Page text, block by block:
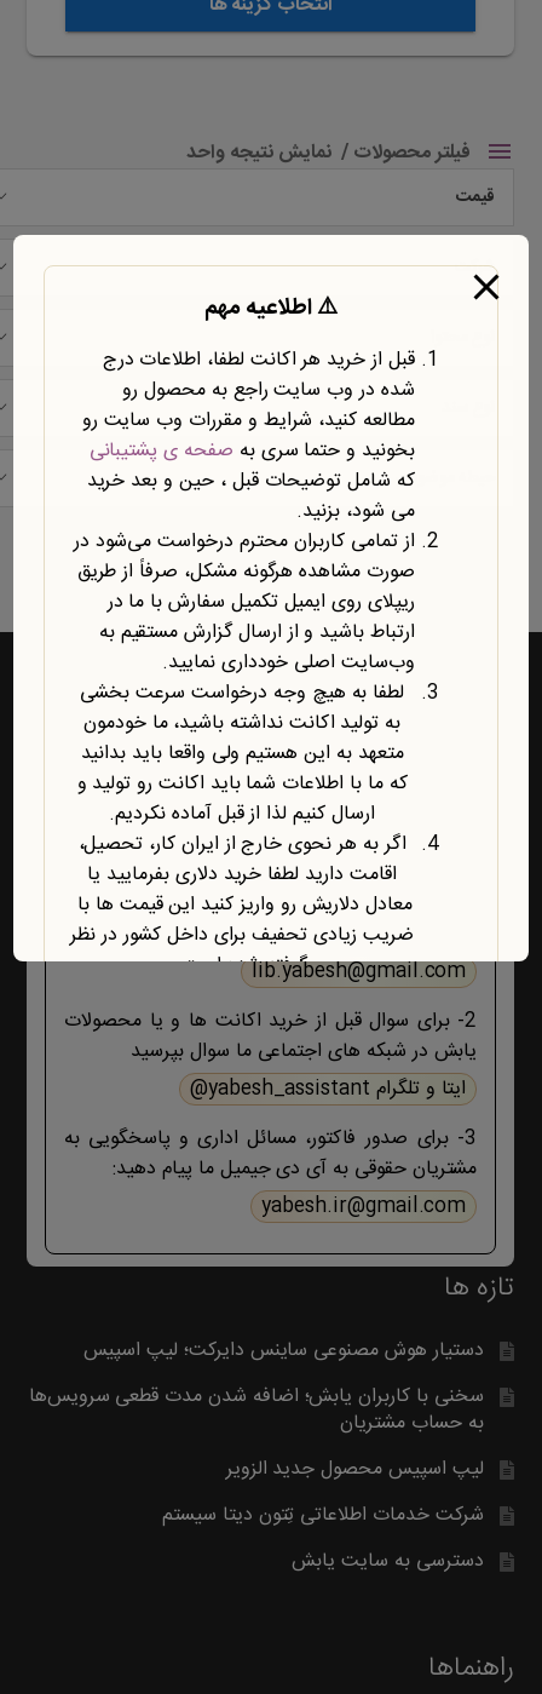
فیلتر محصولات نمایش نتیجه واحد
قیمت
شرکت
حیطه موضوعی
نمایش یک نتیجه
راه‌های ارتباط با یابش
1- برای پشتیبانی اکانت ها و فروشگاه ، حتما و حتما
ابتدا تمام اطلاعات محصول، صفحه پشتیبانی و پیام
های ایمیلی ،تکمیل سفارش و ثبت سفارش را مطالعه
کنید اگر هیچ جوابی برای مشکل شما نبود آنگاه ایمیل
lib.yabesh@gmail.com
2- برای سوال قبل از خرید اکانت ها و یا محصولات
یابش در شبکه های اجتماعی ما سوال بپرسید
ایتا و تلگرام yabesh_assistant@
3- برای صدور فاکتور، مسائل اداری و پاسخگویی به
مشتریان حقوقی به آی دی جیمیل ما پیام دهید:
yabesh.ir@gmail.com
تازه ها
دستیار هوش مصنوعی ساینس دایرکت؛ لیپ اسپیس
سخنی با کاربران یابش؛ اضافه شدن مدت قطعی سرویس‌ها
به حساب مشتریان
لیپ اسپیس محصول جدید الزویر
شرکت خدمات اطلاعاتی تِتون دیتا سیستم
دسترسی به سایت یابش
راهنماها
⚠️ اطلاعیه مهم
قبل از خرید هر اکانت لطفا، اطلاعات درج
شده در وب سایت راجع به محصول رو
مطالعه کنید، شرایط و مقررات وب سایت رو
بخونید و حتما سری به صفحه ی پشتیبانی
که شامل توضیحات قبل ، حین و بعد خرید
می شود، بزنید.
از تمامی کاربران محترم درخواست می‌شود در
صورت مشاهده هرگونه مشکل، صرفاً از طریق
ریپلای روی ایمیل تکمیل سفارش با ما در
ارتباط باشید و از ارسال گزارش مستقیم به
وب‌سایت اصلی خودداری نمایید.
لطفا به هیچ وجه درخواست سرعت بخشی
به تولید اکانت نداشته باشید، ما خودمون
متعهد به این هستیم ولی واقعا باید بدانید
که ما با اطلاعات شما باید اکانت رو تولید و
ارسال کنیم لذا از قبل آماده نکردیم.
اگر به هر نحوی خارج از ایران کار، تحصیل،
اقامت دارید لطفا خرید دلاری بفرمایید یا
معادل دلاریش رو واریز کنید این قیمت ها با
ضریب زیادی تحفیف برای داخل کشور در نظر
گرفته شده است.
آخرین محصول اضافه شده به فروشگاه
امبیس AI است.
روش ارتباط با ما در پایین صفحات یابش
درچ شده است، مطابق موضوع با ما تماس